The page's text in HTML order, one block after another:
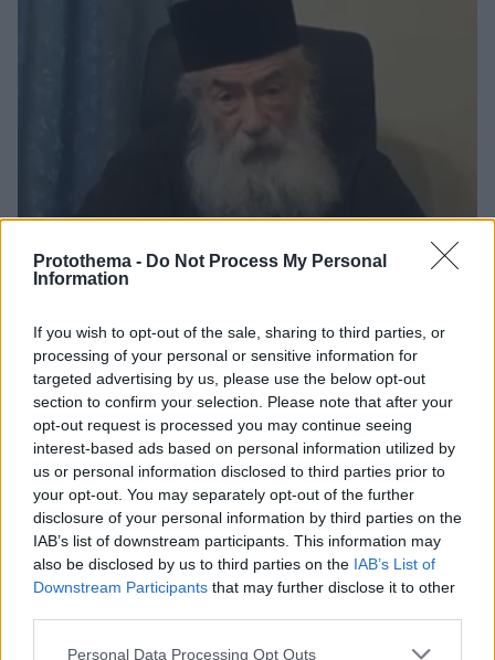
Protothema - Do Not Process My Personal
Information
If you wish to opt-out of the sale, sharing to third parties, or
processing of your personal or sensitive information for
targeted advertising by us, please use the below opt-out
section to confirm your selection. Please note that after your
opt-out request is processed you may continue seeing
interest-based ads based on personal information utilized by
us or personal information disclosed to third parties prior to
your opt-out. You may separately opt-out of the further
disclosure of your personal information by third parties on the
IAB’s list of downstream participants. This information may
also be disclosed by us to third parties on the IAB’s List of
Downstream Participants that may further disclose it to other
Please note that this website/app uses one or more Google
Personal Data Processing Opt Outs
Παρέμβαση από το Πατριαρχείο Ιεροσολύμων για την
κρίση στη Μονή Σινά: Καλεί τον Αρχιεπίσκοπο Δαμιανό
για εξηγήσεις
Το Πατριαρχείο του ζητά να ανοίξει τις πύλες της
Μονής - Αν και οι «στασιαστές» μοναχοί έδειξαν
διάθεση συνεννόησης και αποδέχθηκαν την πρόταση
να δρομολογήσει ο ίδιος ο Αρχιεπίσκοπος Σινά τη
διαδοχή του, εκείνος ανακάλεσε
03.09.2025, 23:20 7